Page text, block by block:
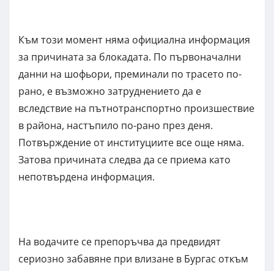
Към този момент няма официална информация
за причината за блокадата. По първоначални
данни на шофьори, преминали по трасето по-
рано, е възможно затруднението да е
вследствие на пътнотранспортно произшествие
в района, настъпило по-рано през деня.
Потвърждение от институциите все още няма.
Затова причината следва да се приема като
непотвърдена информация.
На водачите се препоръчва да предвидят
сериозно забавяне при влизане в Бургас откъм